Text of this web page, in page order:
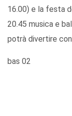
16.00) e la festa
20.45 musica e
potrà divertire
bas 02